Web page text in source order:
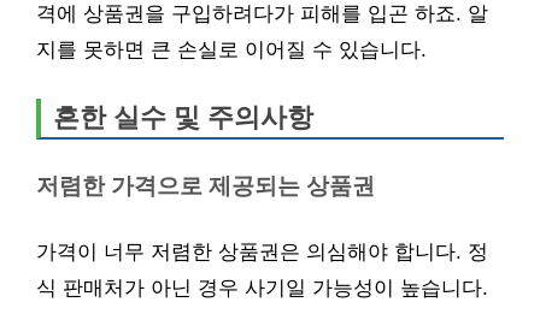
격에 상품권을 구입하려다가 피해를 입곤 하죠. 알
지를 못하면 큰 손실로 이어질 수 있습니다.
흔한 실수 및 주의사항
저렴한 가격으로 제공되는 상품권
가격이 너무 저렴한 상품권은 의심해야 합니다. 정
식 판매처가 아닌 경우 사기일 가능성이 높습니다.